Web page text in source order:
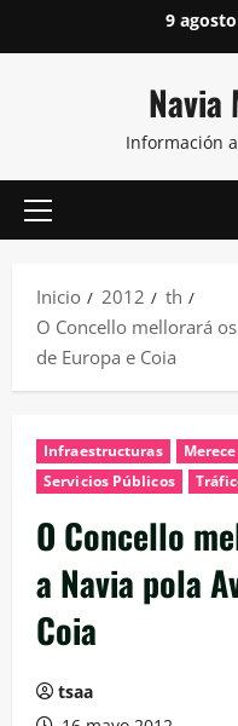
al
9
Navia
Información
Menú
Inicio 2012
th
O Concello mellorará
de Europa e Coia
Infraestructuras
Servicios Públicos
O Concello
a Navia pola
Coia
tsaa